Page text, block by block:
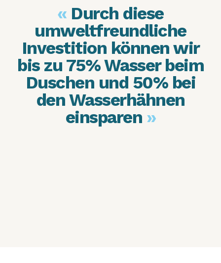
« Durch diese
umweltfreundliche
Investition können wir
bis zu 75% Wasser beim
Duschen und 50% bei
den Wasserhähnen
einsparen »